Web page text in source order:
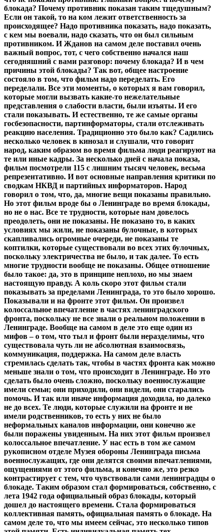
блокада? Почему противник показан таким тщедушным?
Если он такой, то на ком лежит ответственность за
происходящее? Надо противника показать, надо показать,
с кем мы воевали, надо сказать, что он был сильным
противником. И Жданов на самом деле поставил очень
важный вопрос, тот, с чего собственно начался наш
сегодняшний с вами разговор: почему блокада? И в чем
причины этой блокады? Так вот, общее настроение
состояло в том, что фильм надо переделать. Его
переделали. Все эти моменты, о которых я вам говорил,
которые могли вызвать какие-то нежелательные
представления о слабости власти, были изъяты. И его
стали показывать. И естественно, те же самые органы
госбезопасности, партинформаторы, стали отслеживать
реакцию населения. Традиционно это было как? Садились
несколько человек в кинозал и слушали, что говорит
народ, каким образом во время фильма люди реагируют на
те или иные кадры. За несколько дней с начала показа,
фильм посмотрели 115 с лишним тысяч человек, весьма
репрезентативно. И вот основные направления критики по
сводкам НКВД и партийных информаторов. Народ
говорил о том, что, да, многие вещи показаны правильно.
Но этот фильм вроде бы о Ленинграде во время блокады,
но не о нас. Все те трудности, которые нам довелось
преодолеть, они не показаны. Не показано то, в каких
условиях мы жили, не показаны булочные, в которых
скапливались огромные очереди, не показаны те
коптилки, которые существовали во всех этих булочных,
поскольку электричества не было, и так далее. То есть
многие трудности вообще не показаны. Общее отношение
было такое: да, это в принципе неплохо, но мы знаем
настоящую правду. А коль скоро этот фильм стали
показывать за пределами Ленинграда, то это было хорошо.
Показывали и на фронте этот фильм. Он произвел
колоссальное впечатление в частях ленинградского
фронта, поскольку не все знали о реальном положении в
Ленинграде. Вообще на самом в деле это еще один из
мифов – о том, что тыл и фронт были неразделимы, что
существовала чуть ли не абсолютная взаимосвязь,
коммуникация, поддержка. На самом деле власть
стремилась сделать так, чтобы в частях фронта как можно
меньше знали о том, что происходит в Ленинграде. Но это
сделать было очень сложно, поскольку военнослужащие
имели семьи; они приходили, они видели, они старались
помочь. И так или иначе информация доходила, но далеко
не до всех. Те люди, которые служили на фронте и не
имели родственников, то есть у них не было
неформальных каналов информации, они конечно же
были поражены увиденным. На них этот фильм произвел
колоссальное впечатление. У нас есть в том же самом
рукописном отделе Музея обороны Ленинграда письма
военнослужащих, где они делятся своими впечатлениями,
ощущениями от этого фильма, и конечно же, это резко
контрастирует с тем, что чувствовали сами ленинградцы о
блокаде. Таким образом стал формироваться, собственно, с
лета 1942 года официальный образ блокады, который
дошел до настоящего времени. Стала формироваться
коллективная память, официальная память о блокаде. На
самом деле то, что мы имеем сейчас, это несколько типов